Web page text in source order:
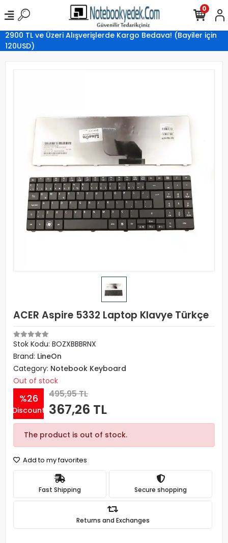
2900 TL ve Üzeri Alışverişlerde Kargo Bedava! (Bayiler için
120USD)
0
ACER Aspire 5332 Laptop Klavye Türkçe
Stok Kodu: BOZXBBBRNX
Brand: LineOn
Category: Notebook Keyboard
Out of stock
%26
Discount
495,95 TL
367,26 TL
The product is out of stock.
Add to my favorites
Fast Shipping Secure shopping
Returns and Exchanges